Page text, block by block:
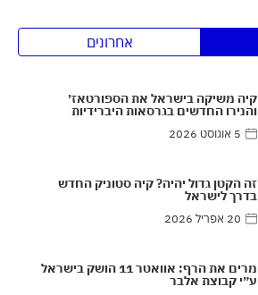
אחרונים
קיה משיקה בישראל את הספורטאז׳
והנירו החדשים בגרסאות היברידיות
5 אוגוסט 2026
זה הקטן גדול יהיה? קיה סטוניק החדש
בדרך לישראל
20 אפריל 2026
מרים את הרף: אוואטר 11 הושק בישראל
ע״י קבוצת אלבר